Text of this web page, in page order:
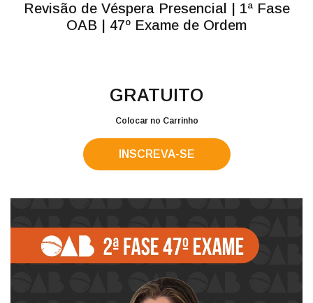
Revisão de Véspera Presencial | 1ª Fase
OAB | 47º Exame de Ordem
GRATUITO
Colocar no Carrinho
INSCREVA-SE